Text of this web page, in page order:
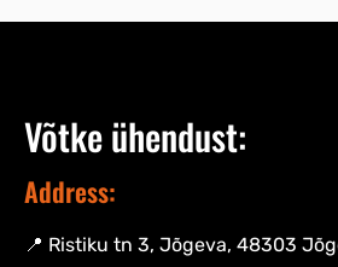
Võtke ühendust:
Address:
📍 Ristiku tn 3, Jõgeva, 48303